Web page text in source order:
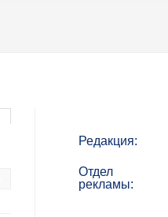
Редакция:
Отдел
рекламы: